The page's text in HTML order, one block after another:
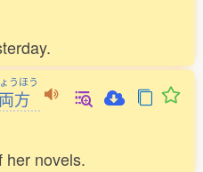
うほう
両方
her novels.